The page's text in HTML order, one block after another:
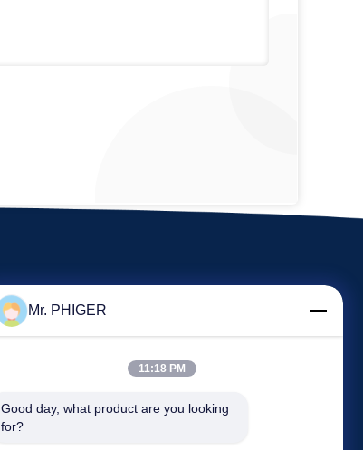
অনুরোধ একটি উদ্ধৃতি
Mr. PHIGER
11:18 PM
Good day, what product are you looking
for?